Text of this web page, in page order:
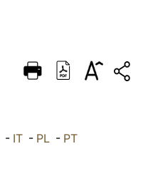
DEUTSCH
العربيّة - IT - PL - PT